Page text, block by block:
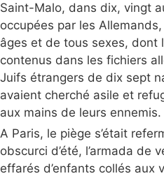
Saint-Malo, dans dix, vingt
occupées par les
âges et de tous sexes, dont
contenus dans les fichiers
Juifs étrangers de dix sept
avaient cherché asile et
aux mains de leurs ennemis.
A Paris, le piège s’était
obscurci d’été, l’armada de
effarés d’enfants collés aux